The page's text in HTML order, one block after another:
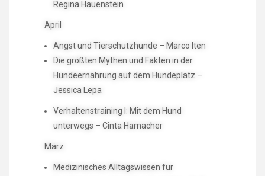
Regina Hauenstein
April
Angst und Tierschutzhunde – Marco Iten
Die größten Mythen und Fakten in der
Hundeernährung auf dem Hundeplatz –
Jessica Lepa
Verhaltenstraining I: Mit dem Hund
unterwegs – Cinta Hamacher
März
Medizinisches Alltagswissen für